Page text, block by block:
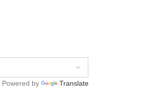
Powered by Translate